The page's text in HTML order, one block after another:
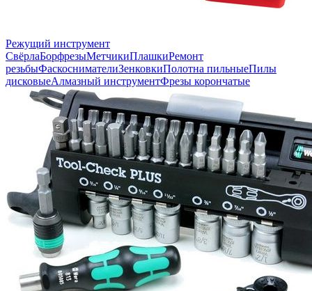
Режущий инструмент
СвёрлаБорфрезыМетчикиПлашкиРемонт
резьбыФаскоснимателиЗенковкиПолотна пильныеПилы
дисковыеАлмазный инструментФрезы корончатые